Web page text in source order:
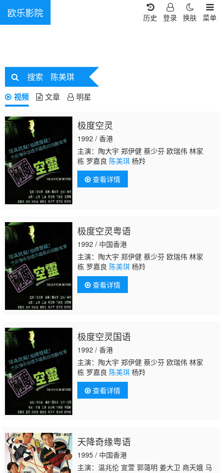
欧乐影院 菜单
换肤
登录
历史
搜索 陈美琪
视频 文章 明星
极度空灵
1992 / 香港
主演：陶大宇 郑伊健 蔡少芬 欧瑞伟 林家
栋 罗嘉良 陈美琪杨羚
查看详情
极度空灵粤语
1992 / 中国香港
主演：陶大宇 郑伊健 蔡少芬 欧瑞伟 林家
栋 罗嘉良 陈美琪杨羚
查看详情
极度空灵国语
1992 / 香港
主演：陶大宇 郑伊健 蔡少芬 欧瑞伟 林家
栋 罗嘉良 陈美琪杨羚
查看详情
天降奇缘粤语
1995 / 中国香港
主演：温兆伦 宣萱 郭蔼明 姜大卫 商天娥 马